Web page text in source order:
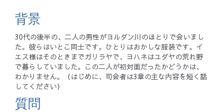
背景
30代の後半の、二人の男性がヨルダン川のほとりで会いまし
た。彼らはいとこ同士です。ひとりはおかしな服装です。イ
エス様はそのときまでガリラヤで、ヨハネはユダヤの荒れ野
で暮らしていました。この二人が初対面だったかどうかは、
わかりません。（はじめに、司会者は3章の主な内容を短く話
してください）
質問